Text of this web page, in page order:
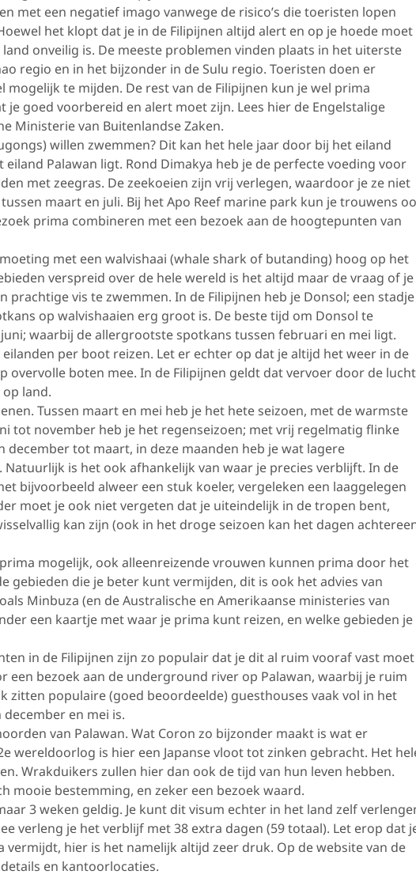
met een negatief imago vanwege de risico’s die toeristen lopen
het klopt dat je in de Filipijnen altijd alert en op je hoede moet
onveilig is. De meeste problemen vinden plaats in het uiterste
regio en in het bijzonder in de Sulu regio. Toeristen doen er
mogelijk te mijden. De rest van de Filipijnen kun je wel prima
je goed voorbereid en alert moet zijn. Lees hier de Engelstalige
Ministerie van Buitenlandse Zaken.
willen zwemmen? Dit kan het hele jaar door bij het eiland
Palawan ligt. Rond Dimakya heb je de perfecte voeding voor
met zeegras. De zeekoeien zijn vrij verlegen, waardoor je ze niet
maart en juli. Bij het Apo Reef marine park kun je trouwens
prima combineren met een bezoek aan de hoogtepunten van
met een walvishaai (whale shark of butanding) hoog op het
verspreid over de hele wereld is het altijd maar de vraag of je
prachtige vis te zwemmen. In de Filipijnen heb je Donsol; een stadje
op walvishaaien erg groot is. De beste tijd om Donsol te
waarbij de allergrootste spotkans tussen februari en mei ligt.
eilanden per boot reizen. Let er echter op dat je altijd het weer in de
overvolle boten mee. In de Filipijnen geldt dat vervoer door de lucht
land.
Tussen maart en mei heb je het hete seizoen, met de warmste
tot november heb je het regenseizoen; met vrij regelmatig flinke
december tot maart, in deze maanden heb je wat lagere
is het ook afhankelijk van waar je precies verblijft. In de
bijvoorbeeld alweer een stuk koeler, vergeleken een laaggelegen
moet je ook niet vergeten dat je uiteindelijk in de tropen bent,
kan zijn (ook in het droge seizoen kan het dagen
mogelijk, ook alleenreizende vrouwen kunnen prima door het
gebieden die je beter kunt vermijden, dit is ook het advies van
Minbuza (en de Australische en Amerikaanse ministeries van
een kaartje met waar je prima kunt reizen, en welke gebieden je
in de Filipijnen zijn zo populair dat je dit al ruim vooraf vast moet
een bezoek aan de underground river op Palawan, waarbij je ruim
zitten populaire (goed beoordeelde) guesthouses vaak vol in het
en mei is.
van Palawan. Wat Coron zo bijzonder maakt is wat er
wereldoorlog is hier een Japanse vloot tot zinken gebracht. Het
Wrakduikers zullen hier dan ook de tijd van hun leven hebben.
mooie bestemming, en zeker een bezoek waard.
3 weken geldig. Je kunt dit visum echter in het land zelf
verleng je het verblijf met 38 extra dagen (59 totaal). Let erop dat
hier is het namelijk altijd zeer druk. Op de website van de
en kantoorlocaties.